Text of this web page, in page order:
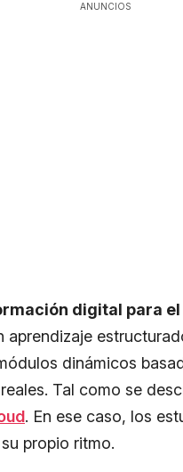
ANUNCIOS
digital para el
aprendizaje
dinámicos
Tal como se
. En ese caso, los
propio ritmo.